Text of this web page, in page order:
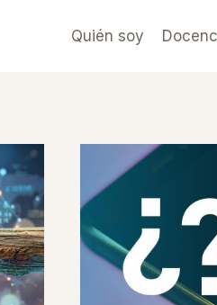
Quién soy